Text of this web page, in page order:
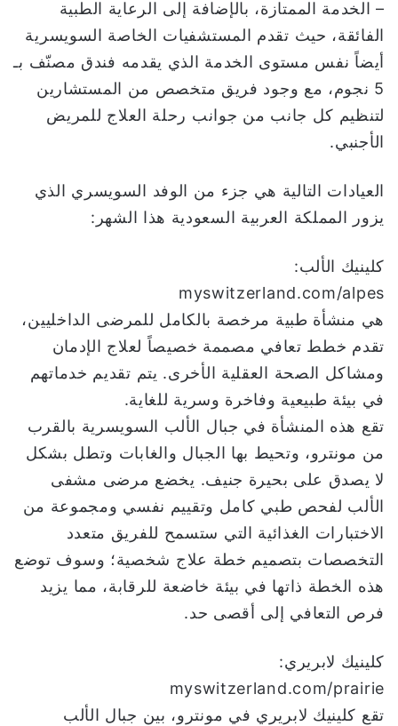
– الخدمة الممتازة، بالإضافة إلى الرعاية الطبية
الفائقة، حيث تقدم المستشفيات الخاصة السويسرية
أيضاً نفس مستوى الخدمة الذي يقدمه فندق مصنّف بـ
5 نجوم، مع وجود فريق متخصص من المستشارين
لتنظيم كل جانب من جوانب رحلة العلاج للمريض
الأجنبي.
العيادات التالية هي جزء من الوفد السويسري الذي
يزور المملكة العربية السعودية هذا الشهر:
كلينيك الألب:
myswitzerland.com/alpes
هي منشأة طبية مرخصة بالكامل للمرضى الداخليين،
تقدم خطط تعافي مصممة خصيصاً لعلاج الإدمان
ومشاكل الصحة العقلية الأخرى. يتم تقديم خدماتهم
في بيئة طبيعية وفاخرة وسرية للغاية.
تقع هذه المنشأة في جبال الألب السويسرية بالقرب
من مونترو، وتحيط بها الجبال والغابات وتطل بشكل
لا يصدق على بحيرة جنيف. يخضع مرضى مشفى
الألب لفحص طبي كامل وتقييم نفسي ومجموعة من
الاختبارات الغذائية التي ستسمح للفريق متعدد
التخصصات بتصميم خطة علاج شخصية؛ وسوف توضع
هذه الخطة ذاتها في بيئة خاضعة للرقابة، مما يزيد
فرص التعافي إلى أقصى حد.
كلينيك لابريري:
myswitzerland.com/prairie
تقع كلينيك لابريري في مونترو، بين جبال الألب